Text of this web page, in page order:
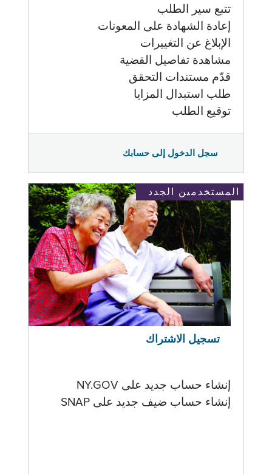
تتبع سير الطلب
إعادة الشهادة على المعونات
الإبلاغ عن التغييرات
مشاهدة تفاصيل القضية
قدّم مستندات التحقق
طلب استبدال المزايا
توقيع الطلب
سجل الدخول إلى حسابك
المستخدمين الجدد
تسجيل الاشتراك
إنشاء حساب جديد على NY.GOV
إنشاء حساب ضيف جديد على SNAP